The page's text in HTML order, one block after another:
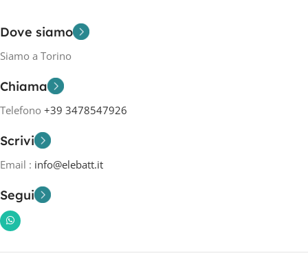
Dove siamo
Siamo a Torino
Chiama
Telefono +39 3478547926
Scrivi
Email : info@elebatt.it
Segui